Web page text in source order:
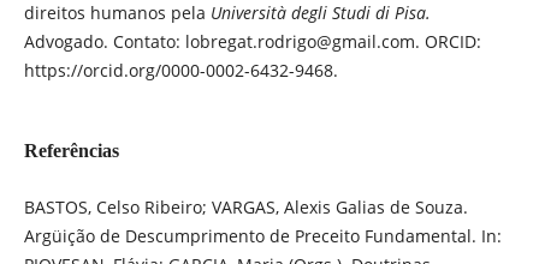
direitos humanos pela Università degli Studi di Pisa.
Advogado. Contato: lobregat.rodrigo@gmail.com. ORCID:
https://orcid.org/0000-0002-6432-9468.
Referências
BASTOS, Celso Ribeiro; VARGAS, Alexis Galias de Souza.
Argüição de Descumprimento de Preceito Fundamental. In: